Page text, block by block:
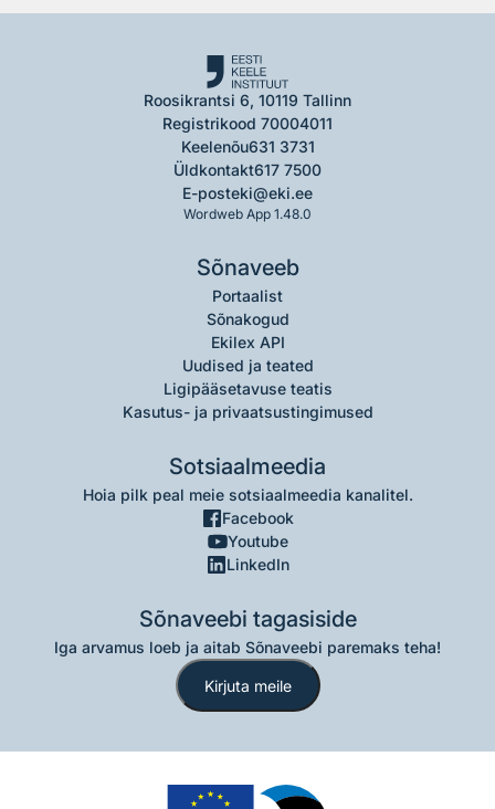
Roosikrantsi 6, 10119 Tallinn
Registrikood 70004011
Keelenõu631 3731
Üldkontakt617 7500
E-posteki@eki.ee
Wordweb App 1.48.0
Sõnaveeb
Portaalist
Sõnakogud
Ekilex API
Uudised ja teated
Ligipääsetavuse teatis
Kasutus- ja privaatsustingimused
Sotsiaalmeedia
Hoia pilk peal meie sotsiaalmeedia kanalitel.
Facebook
Youtube
LinkedIn
Sõnaveebi tagasiside
Iga arvamus loeb ja aitab Sõnaveebi paremaks teha!
Kirjuta meile